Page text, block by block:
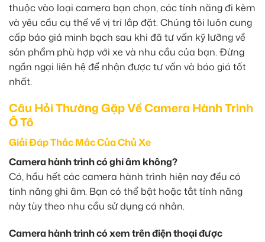
thuộc vào loại camera bạn chọn, các tính năng đi kèm
và yêu cầu cụ thể về vị trí lắp đặt. Chúng tôi luôn cung
cấp báo giá minh bạch sau khi đã tư vấn kỹ lưỡng về
sản phẩm phù hợp với xe và nhu cầu của bạn. Đừng
ngần ngại liên hệ để nhận được tư vấn và báo giá tốt
nhất.
Câu Hỏi Thường Gặp Về Camera Hành Trình
Ô Tô
Giải Đáp Thắc Mắc Của Chủ Xe
Camera hành trình có ghi âm không?
Có, hầu hết các camera hành trình hiện nay đều có
tính năng ghi âm. Bạn có thể bật hoặc tắt tính năng
này tùy theo nhu cầu sử dụng cá nhân.
Camera hành trình có xem trên điện thoại được